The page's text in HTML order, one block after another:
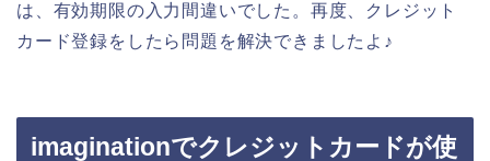
は、有効期限の入力間違いでした。再度、クレジット
カード登録をしたら問題を解決できましたよ♪
imaginationでクレジットカードが使